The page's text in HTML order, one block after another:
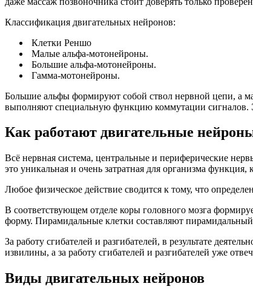
Классификация двигательных нейронов:
Клетки Реншо
Малые альфа-мотонейроны.
Большие альфа-мотонейроны.
Гамма-мотонейроны.
Большие альфы формируют собой ствол нервной цепи, а
выполняют специальную функцию коммутации сигналов.
Как работают двигательные
Всё нервная система, центральные и периферические
это уникальная и очень затратная для организма функция,
Любое физическое действие сводится к тому, что
В соответствующем отделе коры головного мозга
форму. Пирамидальные клетки составляют
За работу сгибателей и разгибателей, в результате
извилины, а за работу сгибателей и разгибателей уже
Виды двигательных нейронов